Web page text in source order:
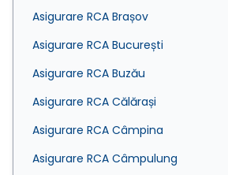
Asigurare RCA Brașov
Asigurare RCA București
Asigurare RCA Buzău
Asigurare RCA Călărași
Asigurare RCA Câmpina
Asigurare RCA Câmpulung